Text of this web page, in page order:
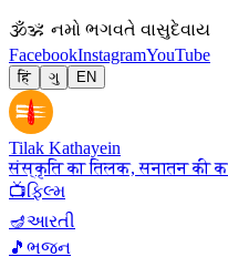
🕉ॐ નમો ભગવતે વાસુદેવાય
FacebookInstagramYouTube
हिं ગુ EN
Tilak Kathayein
संस्कृति का तिलक, सनातन की
📺ફિલ્મ
🪔આરતી
🎵 ભજન